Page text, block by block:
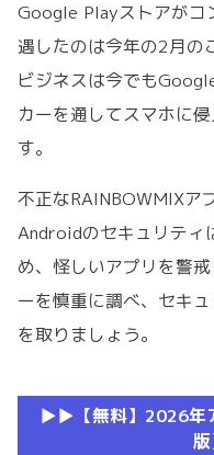
Google Playストアがコ
遇したのは今年の2月の
ビジネスは今でも
カーを通してスマホに
す。
不正なRAINBOWMIXア
Androidのセキュリティ
め、怪しいアプリを警
ーを慎重に調べ、セキ
を取りましょう。
▶︎▶︎【無料】2026年